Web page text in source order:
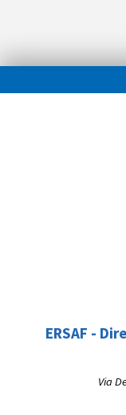
ERSAF -
Via